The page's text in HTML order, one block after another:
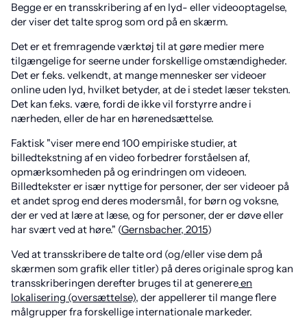
Begge er en transskribering af en lyd- eller videooptagelse,
der viser det talte sprog som ord på en skærm.
Det er et fremragende værktøj til at gøre medier mere
tilgængelige for seerne under forskellige omstændigheder.
Det er f.eks. velkendt, at mange mennesker ser videoer
online uden lyd, hvilket betyder, at de i stedet læser teksten.
Det kan f.eks. være, fordi de ikke vil forstyrre andre i
nærheden, eller de har en hørenedsættelse.
Faktisk "viser mere end 100 empiriske studier, at
billedtekstning af en video forbedrer forståelsen af,
opmærksomheden på og erindringen om videoen.
Billedtekster er især nyttige for personer, der ser videoer på
et andet sprog end deres modersmål, for børn og voksne,
der er ved at lære at læse, og for personer, der er døve eller
har svært ved at høre." (Gernsbacher, 2015)
Ved at transskribere de talte ord (og/eller vise dem på
skærmen som grafik eller titler) på deres originale sprog kan
transskriberingen derefter bruges til at generereen
lokalisering (oversættelse), der appellerer til mange flere
målgrupper fra forskellige internationale markeder.